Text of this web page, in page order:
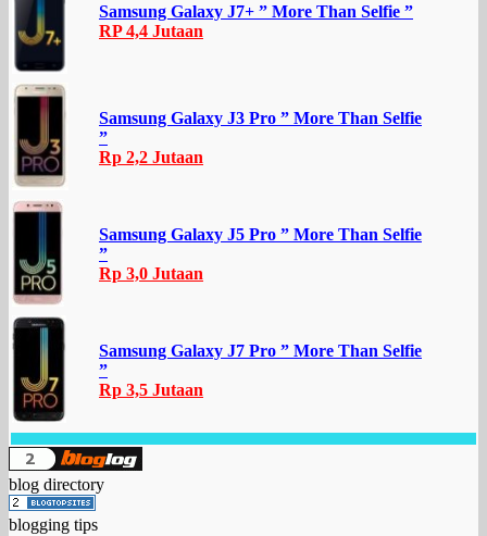
Samsung Galaxy J7+ ” More Than Selfie ”
RP 4,4 Jutaan
Samsung Galaxy J3 Pro ” More Than Selfie
”
Rp 2,2 Jutaan
Samsung Galaxy J5 Pro ” More Than Selfie
”
Rp 3,0 Jutaan
Samsung Galaxy J7 Pro ” More Than Selfie
”
Rp 3,5 Jutaan
blog directory
blogging tips